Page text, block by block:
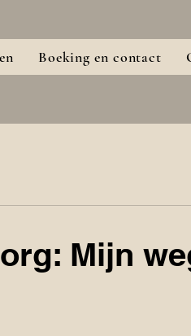
Boeking en contact
Mijn